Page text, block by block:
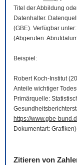
Titel der Abbildung
Datenhalter.
(GBE). Verfügbar unter:
(Abgerufen:
Beispiel:
Robert Koch-Institut
Anteile wichtiger
Primärquelle:
https://www.gbe-
Dokumentart:
Zitieren von